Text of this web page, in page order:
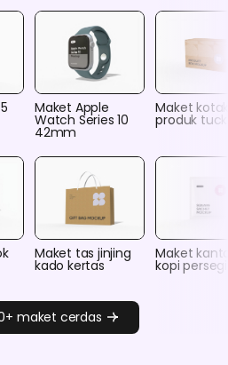
Maket Apple
Watch Series 10
42mm
Maket
produk
Maket tas jinjing
kado kertas
Maket
kopi persegi
maket cerdas